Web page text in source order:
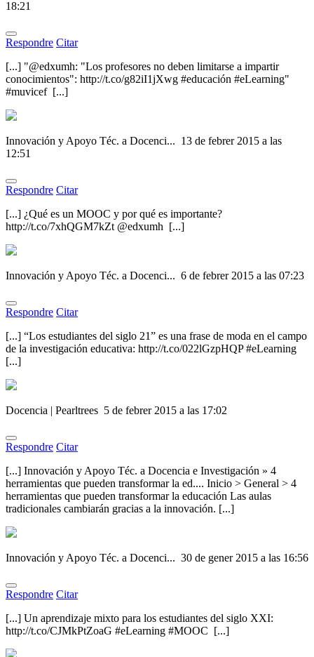
18:21
Respondre Citar
[...] "@edxumh: "Los profesores no deben limitarse a impartir
conocimientos": http://t.co/g82iI1jXwg #educación #eLearning"
#muvicef [...]
Innovación y Apoyo Téc. a Docenci... 13 de febrer 2015 a las
12:51
Respondre Citar
[...] ¿Qué es un MOOC y por qué es importante?
http://t.co/7xhQGM7kZt @edxumh [...]
Innovación y Apoyo Téc. a Docenci... 6 de febrer 2015 a las 07:23
Respondre Citar
[...] “Los estudiantes del siglo 21” es una frase de moda en el campo
de la investigación educativa: http://t.co/022lGzpHQP #eLearning
[...]
Docencia | Pearltrees 5 de febrer 2015 a las 17:02
Respondre Citar
[...] Innovación y Apoyo Téc. a Docencia e Investigación » 4
herramientas que pueden transformar la ed.... Inicio > General > 4
herramientas que pueden transformar la educación Las aulas
tradicionales cambiarán gracias a la innovación. [...]
Innovación y Apoyo Téc. a Docenci... 30 de gener 2015 a las 16:56
Respondre Citar
[...] Un aprendizaje mixto para los estudiantes del siglo XXI:
http://t.co/CJMkPtZoaG #eLearning #MOOC [...]